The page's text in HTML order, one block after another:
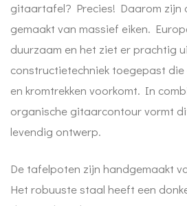
gitaartafel? Precies! Daarom zijn
gemaakt van massief eiken.
duurzaam en het ziet er prachtig
constructietechniek toegepast
en kromtrekken voorkomt. In
organische gitaarcontour vormt
levendig ontwerp.
De tafelpoten zijn handgemaakt
Het robuuste staal heeft een